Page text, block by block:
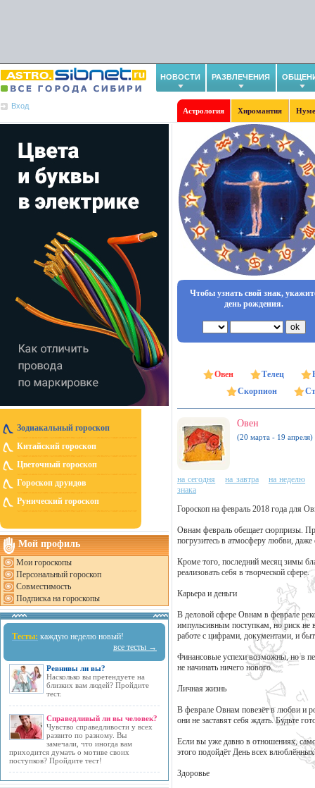
НОВОСТИ РАЗВЛЕЧЕНИЯ
Вход
Астрология Хиромантия
Зодиакальный гороскоп
Китайский гороскоп
Цветочный гороскоп
Гороскоп друидов
Рунический гороскоп
Мой профиль
Мои гороскопы
Персональный гороскоп
Совместимость
Подписка на гороскопы
Тесты: каждую неделю новый!
все тесты →
Ревнивы ли вы?
Насколько вы претендуете на
близких вам людей? Пройдите
тест.
Справедливый ли вы человек?
Чувство справедливости у всех
развито по разному. Вы
замечали, что иногда вам
приходится думать о мотиве своих
поступков? Пройдите тест!
Чтобы узнать свой знак,
день рождения.
Овен Телец
Скорпион
Овен
(20 марта - 19 апреля)
на сегодня на завтра
на неделю
знака
Гороскоп на февраль 2018 года для
Овнам февраль обещает сюрпризы.
погрузитесь в атмосферу любви, даже
Кроме того, последний месяц зимы
реализовать себя в творческой сфере.
Карьера и деньги
В деловой сфере Овнам в феврале
импульсивным поступкам, но риск не
работе с цифрами, документами, и
Финансовые успехи возможны, но в
не начинать ничего нового.
Личная жизнь
В феврале Овнам повезёт в любви и
они не заставят себя ждать. Будьте
Если вы уже давно в отношениях,
этого подойдёт День всех
Здоровье